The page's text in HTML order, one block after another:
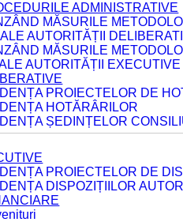
ADMINISTRATIVE
MĂSURILE
AUTORITĂȚII
MĂSURILE
AUTORITĂȚII EXECUTIVE
PROIECTELOR DE
HOTĂRÂRILOR
ȘEDINȚELOR
PROIECTELOR DE
DISPOZIȚIILOR